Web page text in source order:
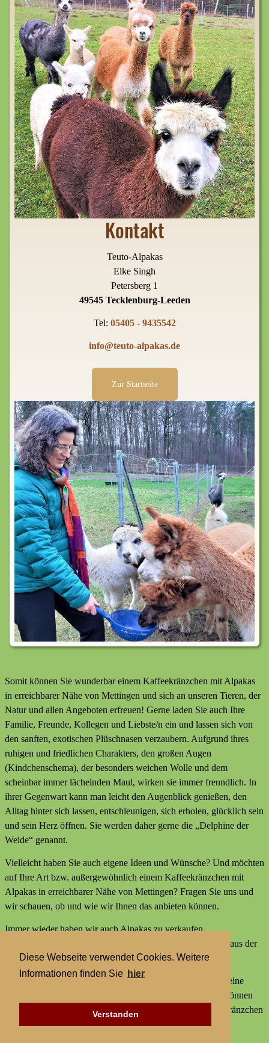
Diese Webseite verwendet Cookies. Weitere
Informationen finden Sie hier
Verstanden
Kontakt
Teuto-Alpakas
Elke Singh
Petersberg 1
49545 Tecklenburg-Leeden
Tel: 05405 - 9435542
info@teuto-alpakas.de
Zur Startseite
Somit können Sie wunderbar einem Kaffeekränzchen mit Alpakas
in erreichbarer Nähe von Mettingen und sich an unseren Tieren, der
Natur und allen Angeboten erfreuen! Gerne laden Sie auch Ihre
Familie, Freunde, Kollegen und Liebste/n ein und lassen sich von
den sanften, exotischen Plüschnasen verzaubern. Aufgrund ihres
ruhigen und friedlichen Charakters, den großen Augen
(Kindchenschema), der besonders weichen Wolle und dem
scheinbar immer lächelnden Maul, wirken sie immer freundlich. In
ihrer Gegenwart kann man leicht den Augenblick genießen, den
Alltag hinter sich lassen, entschleunigen, sich erholen, glücklich sein
und sein Herz öffnen. Sie werden daher gerne die „Delphine der
Weide“ genannt.
Vielleicht haben Sie auch eigene Ideen und Wünsche? Und möchten
auf Ihre Art bzw. außergewöhnlich einem Kaffeekränzchen mit
Alpakas in erreichbarer Nähe von Mettingen? Fragen Sie uns und
wir schauen, ob und wie wir Ihnen das anbieten können.
Immer wieder haben wir auch Alpakas zu verkaufen,
Alpakaprodukte, z.B. Alpakaseife oder Alpaka-Bettdecken aus der
Wolle unserer Tiere und außerdem kleine Geschenke.
Wir bieten keine externen Aktivitäten mit Alpakas an und keine
Alpaka-Wanderungen. Aber statt einer Alpakawanderung können
Sie bei uns Alpakas Mal anders erleben und einem Kaffeekränzchen
mit Alpakas in erreichbarer Nähe von Mettingen.